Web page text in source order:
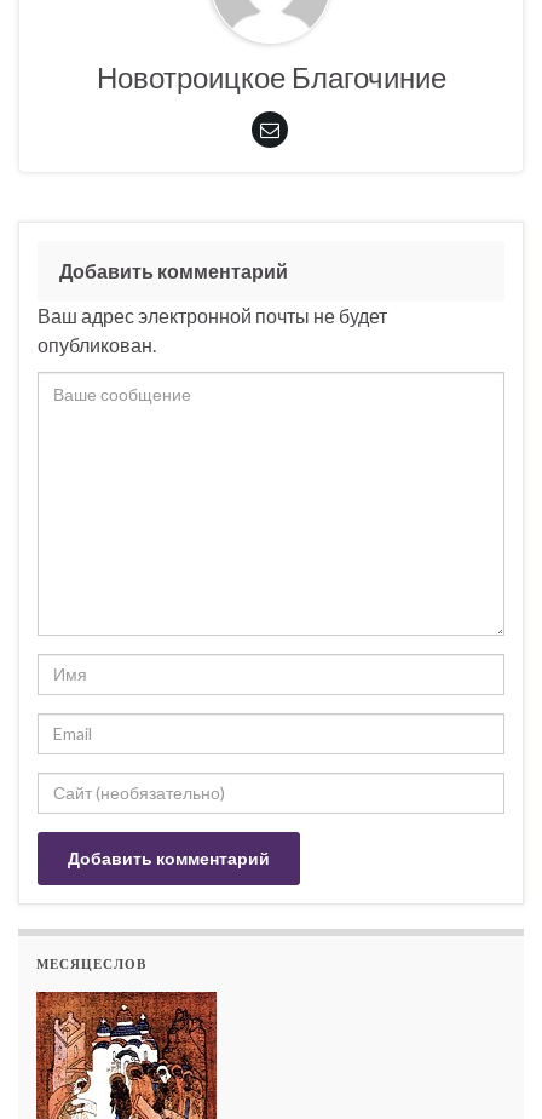
Новотроицкое Благочиние
Добавить комментарий
Ваш адрес электронной почты не будет
опубликован.
МЕСЯЦЕСЛОВ